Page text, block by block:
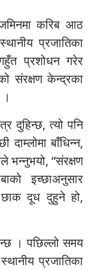
करिब आठ
प्रजातिका
प्रशोधन गरेर
संरक्षण केन्द्रका
दुहिन्छ, त्यो पनि
दाम्लोमा बाँधिन्न,
भन्नुभयो, “संरक्षण
इच्छाअनुसार
छाक दूध दुहुने हो,
। पछिल्लो समय
प्रजातिका